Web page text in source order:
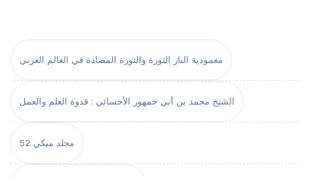
معمودية النار الثورة والثورة المضادة في العالم العربي
الشيخ محمد بن أبي جمهور الأحسائي : قدوة العلم والعمل
مجلد ميكي 52